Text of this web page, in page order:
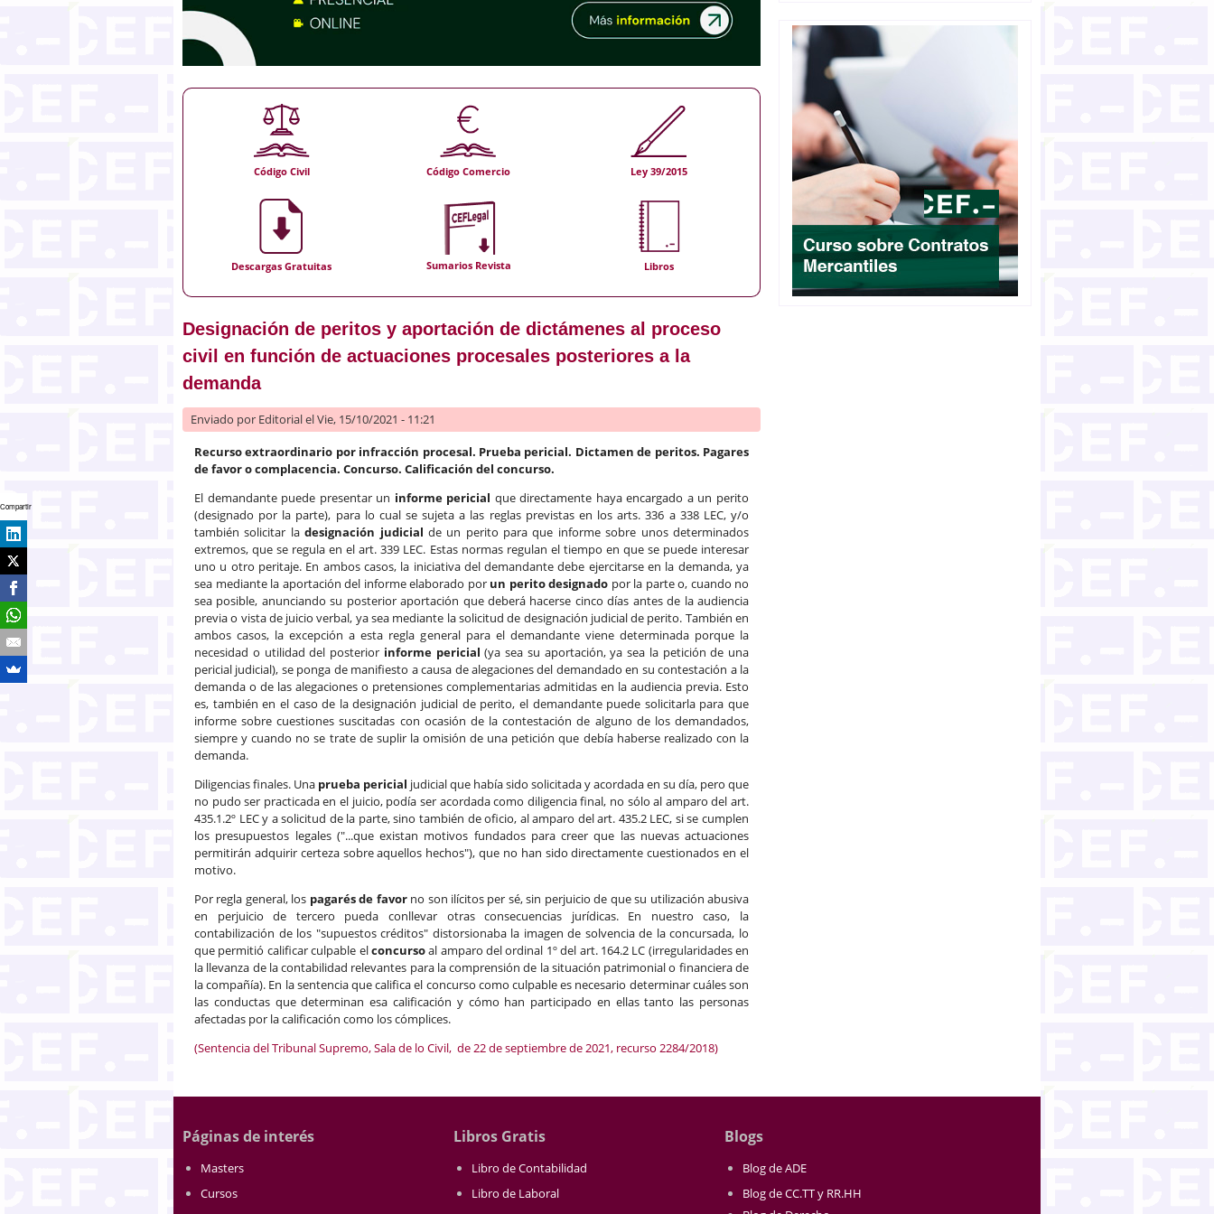
Código Civil Código Comercio Ley 39/2015
Descargas Gratuitas Sumarios Revista Libros
Designación de peritos y aportación de dictámenes al proceso
civil en función de actuaciones procesales posteriores a la
demanda
Enviado por Editorialel Vie, 15/10/2021 - 11:21
Recurso extraordinario por infracción procesal. Prueba pericial. Dictamen de peritos. Pagares
de favor o complacencia. Concurso. Calificación del concurso.
El demandante puede presentar un informe pericial que directamente haya encargado a un perito
(designado por la parte), para lo cual se sujeta a las reglas previstas en los arts. 336 a 338 LEC, y/o
también solicitar ladesignación judicial de un perito para que informe sobre unos determinados
extremos, que se regula en el art. 339 LEC. Estas normas regulan el tiempo en que se puede interesar
uno u otro peritaje. En ambos casos, la iniciativa del demandante debe ejercitarse en la demanda, ya
sea mediante la aportación del informe elaborado por un perito designado por la parte o, cuando no
sea posible, anunciando su posterior aportación que deberá hacerse cinco días antes de la audiencia
previa o vista de juicio verbal, ya sea mediante la solicitud de designación judicial de perito. También en
ambos casos, la excepción a esta regla general para el demandante viene determinada porque la
necesidad o utilidad del posterior informe pericial (ya sea su aportación, ya sea la petición de una
pericial judicial), se ponga de manifiesto a causa de alegaciones del demandado en su contestación a la
demanda o de las alegaciones o pretensiones complementarias admitidas en la audiencia previa. Esto
es, también en el caso de la designación judicial de perito, el demandante puede solicitarla para que
informe sobre cuestiones suscitadas con ocasión de la contestación de alguno de los demandados,
siempre y cuando no se trate de suplir la omisión de una petición que debía haberse realizado con la
demanda.
Diligencias finales. Una prueba pericial judicial que había sido solicitada y acordada en su día, pero que
no pudo ser practicada en el juicio, podía ser acordada como diligencia final, no sólo al amparo del art.
435.1.2º LEC y a solicitud de la parte, sino también de oficio, al amparo del art. 435.2 LEC, si se cumplen
los presupuestos legales ("...que existan motivos fundados para creer que las nuevas actuaciones
permitirán adquirir certeza sobre aquellos hechos"), que no han sido directamente cuestionados en el
motivo.
Por regla general, los pagarés de favorno son ilícitos per sé, sin perjuicio de que su utilización abusiva
en perjuicio de tercero pueda conllevar otras consecuencias jurídicas. En nuestro caso, la
contabilización de los "supuestos créditos" distorsionaba la imagen de solvencia de la concursada, lo
que permitió calificar culpable elconcursoal amparo del ordinal 1º del art. 164.2 LC (irregularidades en
la llevanza de la contabilidad relevantes para la comprensión de la situación patrimonial o financiera de
la compañía). En la sentencia que califica el concurso como culpable es necesario determinar cuáles son
las conductas que determinan esa calificación y cómo han participado en ellas tanto las personas
afectadas por la calificación como los cómplices.
(Sentencia del Tribunal Supremo, Sala de lo Civil, de 22 de septiembre de 2021, recurso 2284/2018)
Páginas de interés
Masters
Cursos
Libros Gratis
Libro de Contabilidad
Libro de Laboral
Blogs
Blog de ADE
Blog de CC.TT y RR.HH
Compartir